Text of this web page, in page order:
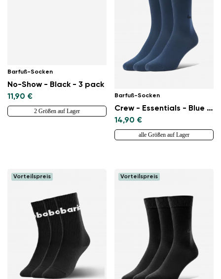
Barfuß-Socken
No-Show - Black - 3 pack
11,90 €
2 Größen auf Lager
Barfuß-Socken
Crew - Essentials - Blue - 3 pack
14,90 €
alle Größen auf Lager
Vorteilspreis Vorteilspreis